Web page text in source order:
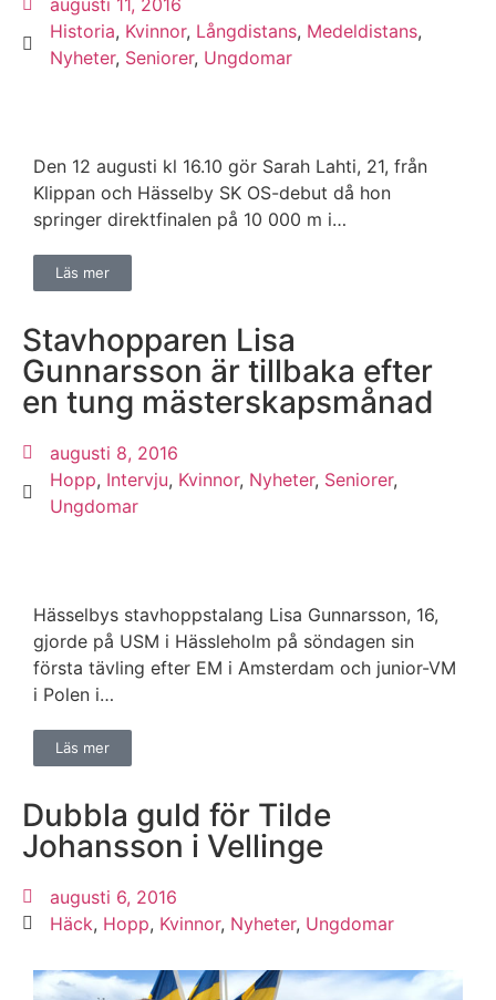
augusti 11, 2016
Historia, Kvinnor, Långdistans, Medeldistans,
Nyheter, Seniorer, Ungdomar
Den 12 augusti kl 16.10 gör Sarah Lahti, 21, från
Klippan och Hässelby SK OS-debut då hon
springer direktfinalen på 10 000 m i…
Läs mer
Stavhopparen Lisa
Gunnarsson är tillbaka efter
en tung mästerskapsmånad
augusti 8, 2016
Hopp, Intervju, Kvinnor, Nyheter, Seniorer,
Ungdomar
Hässelbys stavhoppstalang Lisa Gunnarsson, 16,
gjorde på USM i Hässleholm på söndagen sin
första tävling efter EM i Amsterdam och junior-VM
i Polen i…
Läs mer
Dubbla guld för Tilde
Johansson i Vellinge
augusti 6, 2016
Häck, Hopp, Kvinnor, Nyheter, Ungdomar